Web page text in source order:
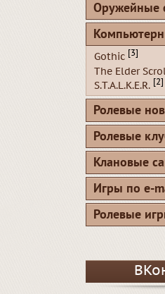
Оружейные
Gothic [3]
The Elder
S.T.A.L.K.E.R. [2]
Ролевые
Ролевые
Клановые
Игры по e-
Ролевые